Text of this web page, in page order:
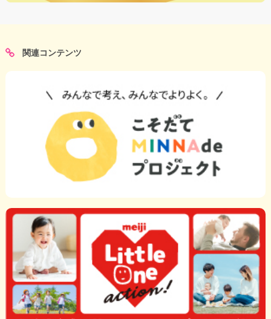
関連コンテンツ